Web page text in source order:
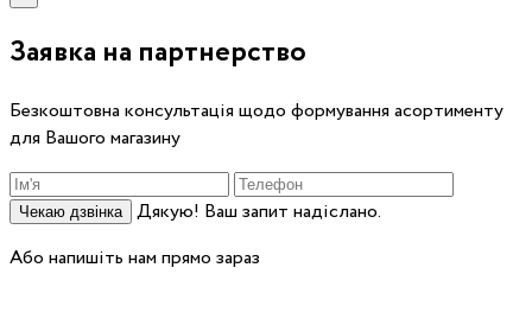
Заявка на партнерство
Безкоштовна консультація щодо формування асортименту
для Вашого магазину
Чекаю дзвінка
Дякую! Ваш запит надіслано.
Або напишіть нам прямо зараз